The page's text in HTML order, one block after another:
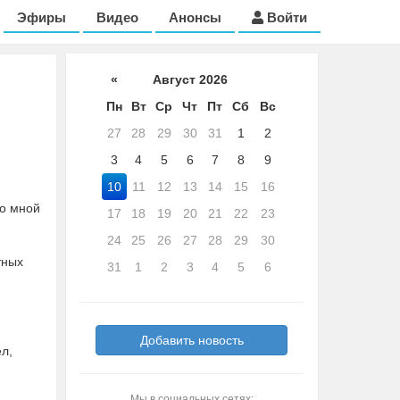
Эфиры Видео Анонсы Войти
мной
«
Август 2026
Пн
Вт Ср Чт Пт Сб
Вс
27
28 29 30 31 1
2
3
4 5 6 7 8
9
10
11 12 13 14 15
16
17
18 19 20 21 22
23
24
25 26 27 28 29
30
31
1 2 3 4 5 6
Добавить новость